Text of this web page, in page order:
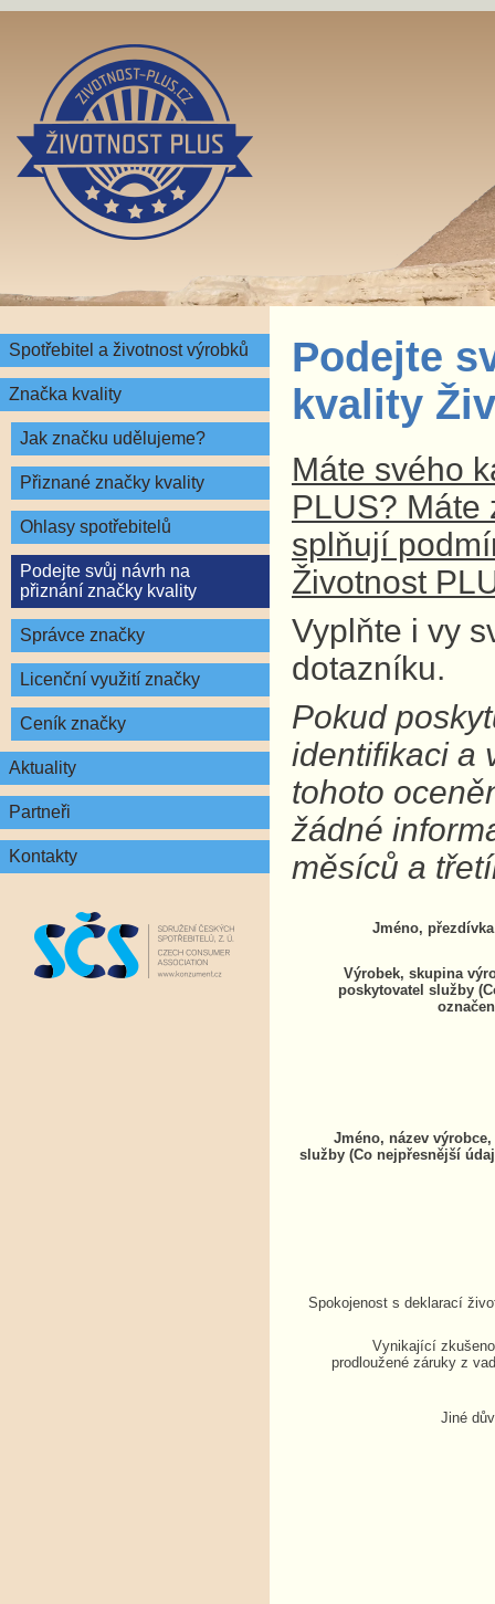
Spotřebitel a životnost výrobků
Značka kvality
Jak značku udělujeme?
Přiznané značky kvality
Ohlasy spotřebitelů
Podejte svůj návrh na
přiznání značky kvality
Správce značky
Licenční využití značky
Ceník značky
Aktuality
Partneři
Kontakty
Podejte
kvality
Máte svého
PLUS? Máte
splňují
Životnost
Vyplňte i vy
dotazníku.
Pokud
identifikaci a
tohoto
žádné
měsíců a
Jméno,
Výrobek, skupina
poskytovatel služby
Jméno, název
služby (Co nejpřesnější
Spokojenost s deklarací
Vynikající
prodloužené záruky z
Jiné